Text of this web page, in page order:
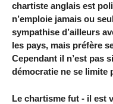
chartiste anglais est
n’emploie jamais ou
sympathise d’ailleurs
les pays, mais préfère
Cependant il n’est pas
démocratie ne se limite
Le chartisme fut - il est